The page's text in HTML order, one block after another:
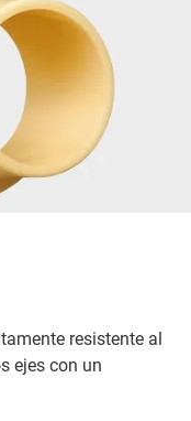
resistente al
ejes con un